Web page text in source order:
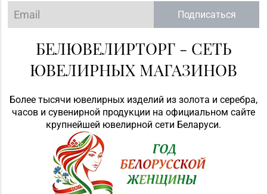
Подписаться
БЕЛЮВЕЛИРТОРГ - СЕТЬ
ЮВЕЛИРНЫХ МАГАЗИНОВ
Более тысячи ювелирных изделий из золота и серебра,
часов и сувенирной продукции на официальном сайте
крупнейшей ювелирной сети Беларуси.